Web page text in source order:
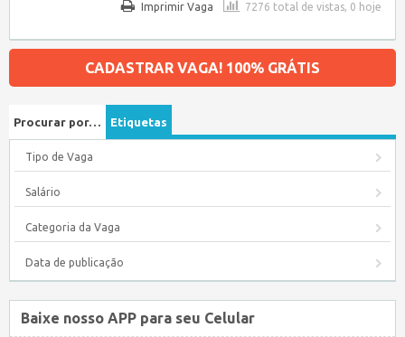
7276 total de vistas, 0 hoje
Imprimir Vaga
CADASTRAR VAGA! 100% GRÁTIS
Procurar por… Etiquetas
Tipo de Vaga
Salário
Categoria da Vaga
Data de publicação
Baixe nosso APP para seu Celular